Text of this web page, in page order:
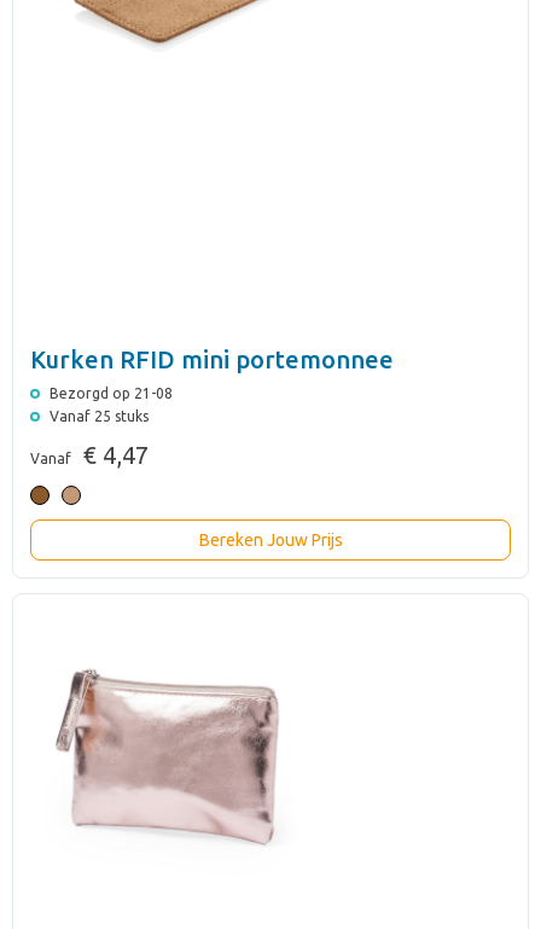
Kurken RFID mini portemonnee
Bezorgd op 21-08
Vanaf 25 stuks
Vanaf € 4,47
Bereken Jouw Prijs